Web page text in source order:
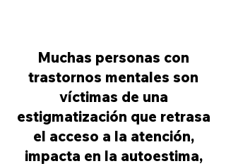
Muchas personas con
trastornos mentales son
víctimas de una
estigmatización que retrasa
el acceso a la atención,
impacta en la autoestima,